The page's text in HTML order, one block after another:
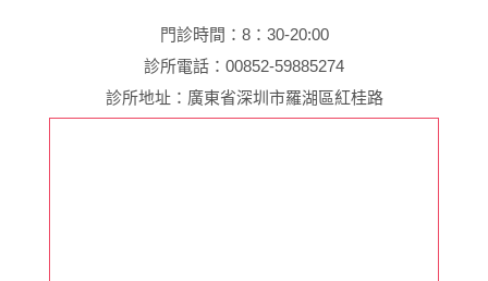
門診時間：8：30-20:00
診所電話：00852-59885274
診所地址：廣東省深圳市羅湖區紅桂路